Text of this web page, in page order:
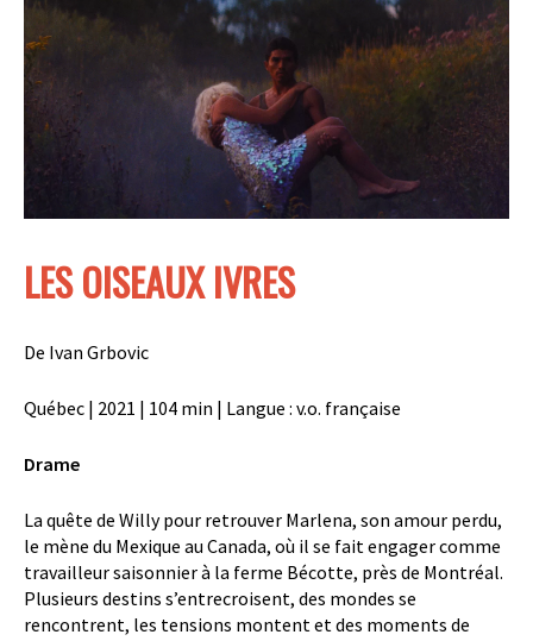
LES OISEAUX IVRES
De Ivan Grbovic
Québec | 2021 | 104 min | Langue : v.o. française
Drame
La quête de Willy pour retrouver Marlena, son amour perdu,
le mène du Mexique au Canada, où il se fait engager comme
travailleur saisonnier à la ferme Bécotte, près de Montréal.
Plusieurs destins s’entrecroisent, des mondes se
rencontrent, les tensions montent et des moments de